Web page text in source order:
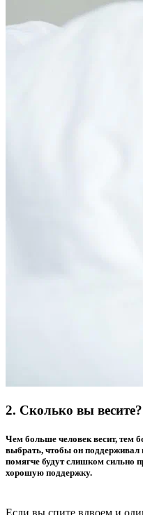
2. Сколько вы весите?
Чем больше человек весит, тем
выбрать, чтобы он
помягче будут слишком сильно
хорошую поддержку.
Если вы спите вдвоем и